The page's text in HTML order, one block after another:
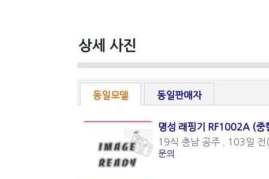
상세 사진
동일모델 동일판매자
명성 래핑기 RF1002A (중
19식 충남 공주 . 103일
문의